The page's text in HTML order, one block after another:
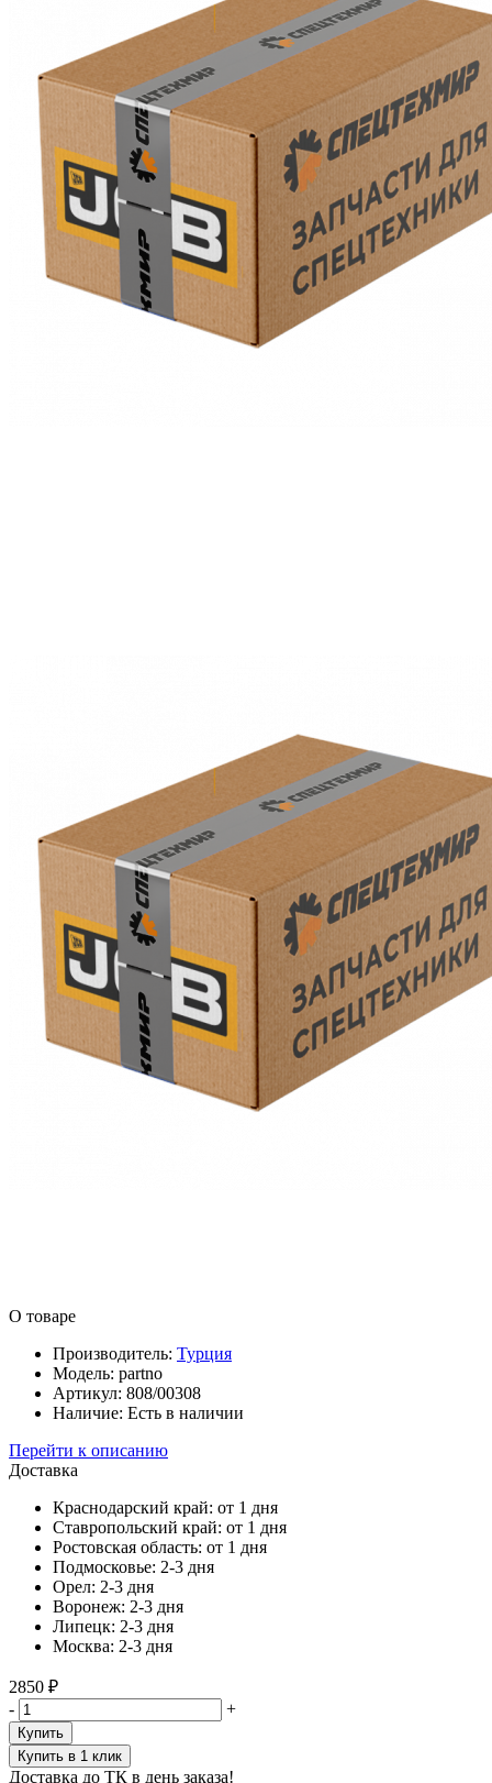
О товаре
Производитель: Турция
Модель: partno
Артикул: 808/00308
Наличие: Есть в наличии
Перейти к описанию
Доставка
Краснодарский край: от 1 дня
Ставропольский край: от 1 дня
Ростовская область: от 1 дня
Подмосковье: 2-3 дня
Орел: 2-3 дня
Воронеж: 2-3 дня
Липецк: 2-3 дня
Москва: 2-3 дня
2850 ₽
-
+
Купить
Купить в 1 клик
Доставка до ТК в день заказа!